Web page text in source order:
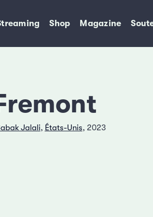
Shop Magazine
Jalali, États-Unis, 2023